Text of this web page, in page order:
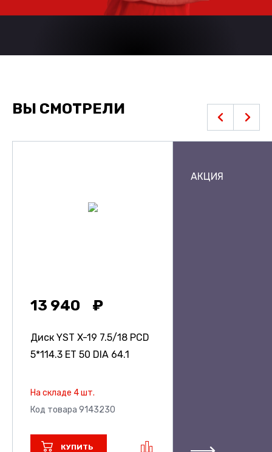
ВЫ СМОТРЕЛИ
13 940
Диск YST X-19 7.5/18 PCD
5*114.3 ET 50 DIA 64.1
На складе 4 шт.
Код товара 9143230
КУПИТЬ
АКЦИЯ